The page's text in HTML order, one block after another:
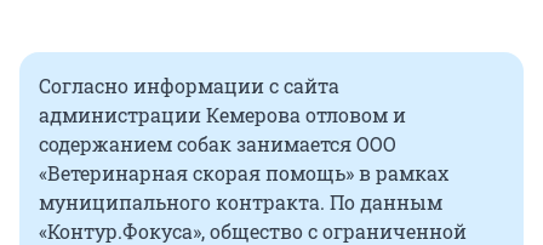
Согласно информации с сайта
администрации Кемерова отловом и
содержанием собак занимается ООО
«Ветеринарная скорая помощь» в рамках
муниципального контракта. По данным
«Контур.Фокуса», общество с ограниченной